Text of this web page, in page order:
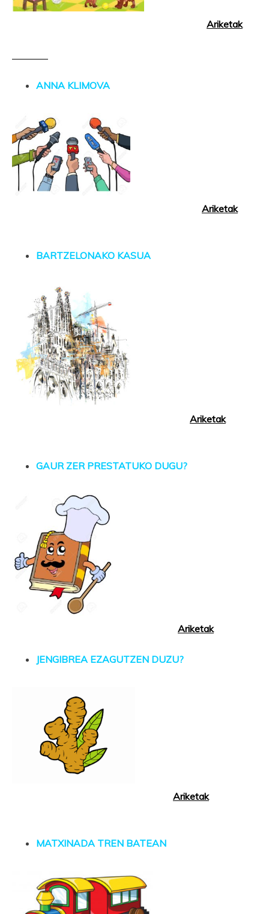
Ariketak
ANNA KLIMOVA
Ariketak
BARTZELONAKO KASUA
Ariketak
GAUR ZER PRESTATUKO DUGU?
Ariketak
JENGIBREA EZAGUTZEN DUZU?
Ariketak
MATXINADA TREN BATEAN